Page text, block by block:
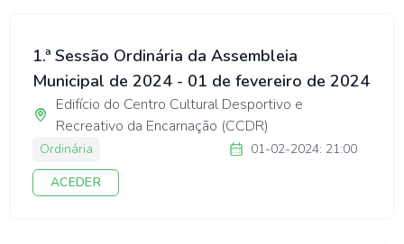
1.ª Sessão Ordinária da Assembleia
Municipal de 2024 - 01 de fevereiro de 2024
Edifício do Centro Cultural Desportivo e
Recreativo da Encarnação (CCDR)
Ordinária
01-02-2024: 21:00
ACEDER